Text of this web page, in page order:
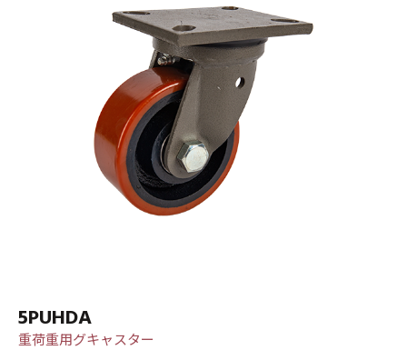
5PUHDA
重荷重用グキャスター